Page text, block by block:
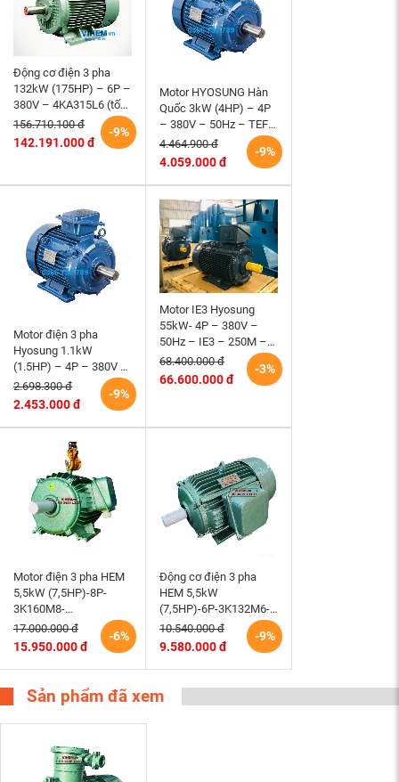
Động cơ điện 3 pha
132kW (175HP) – 6P –
380V – 4KA315L6 (tốc
độ 990 ~1000RPM)
HEM VIHEM (Việt
Hung) điện cơ Hà Nội
-9%
156.710.100 đ
142.191.000 đ
Motor HYOSUNG Hàn
Quốc 3kW (4HP) – 4P
– 380V – 50Hz – TEFC
– 100L – B3 (tốc độ
1500 r/min)
-9%
4.464.900 đ
4.059.000 đ
Motor điện 3 pha
Hyosung 1.1kW
(1.5HP) – 4P – 380V –
50Hz – TEFC – 90S
(tốc độ 1500rpm)
-9%
2.698.300 đ
2.453.000 đ
Motor IE3 Hyosung
55kW- 4P – 380V –
50Hz – IE3 – 250M –
B3 hiệu suất cao
-3%
68.400.000 đ
66.600.000 đ
Motor điện 3 pha HEM
5,5kW (7,5HP)-8P-
3K160M8-
220/380/660V-B3 tốc
độ 730 (750)r/min
động cơ điện cơ Hem
Vihem
-6%
17.000.000 đ
15.950.000 đ
Động cơ điện 3 pha
HEM 5,5kW
(7,5HP)-6P-3K132M6-
220/380V tốc độ 980 –
1000 r/min điện cơ -9%
10.540.000 đ
9.580.000 đ
Sản phẩm đã xem